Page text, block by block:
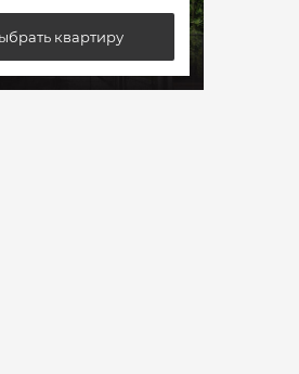
квартиру